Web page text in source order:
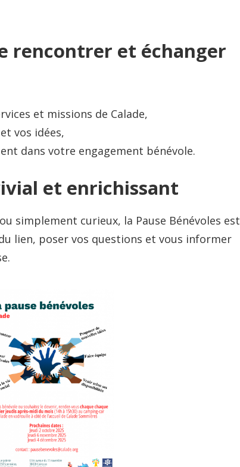
rencontrer et échanger
et missions de Calade,
vos idées,
dans votre engagement bénévole.
et enrichissant
simplement curieux, la Pause Bénévoles est
lien, poser vos questions et vous informer